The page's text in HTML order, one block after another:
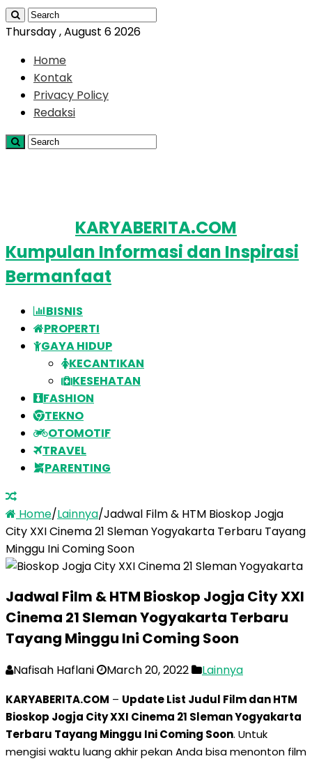
Thursday , August 6 2026
Home
Kontak
Privacy Policy
Redaksi
KARYABERITA.COM
Kumpulan Informasi dan Inspirasi
Bermanfaat
BISNIS
PROPERTI
GAYA HIDUP
KECANTIKAN
KESEHATAN
FASHION
TEKNO
OTOMOTIF
TRAVEL
PARENTING
Home/Lainnya/Jadwal Film & HTM Bioskop Jogja
City XXI Cinema 21 Sleman Yogyakarta Terbaru Tayang
Minggu Ini Coming Soon
Jadwal Film & HTM Bioskop Jogja City XXI
Cinema 21 Sleman Yogyakarta Terbaru
Tayang Minggu Ini Coming Soon
Nafisah Haflani March 20, 2022 Lainnya
KARYABERITA.COM – Update List Judul Film dan HTM
Bioskop Jogja City XXI Cinema 21 Sleman Yogyakarta
Terbaru Tayang Minggu Ini Coming Soon. Untuk
mengisi waktu luang akhir pekan Anda bisa menonton film